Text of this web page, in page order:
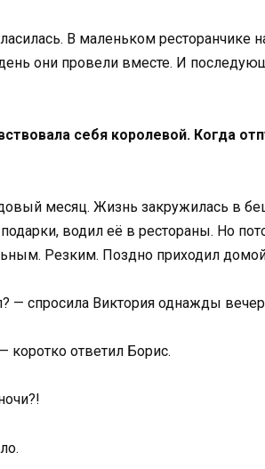
В маленьком ресторанчике
они провели вместе. И
себя королевой. Когда
месяц. Жизнь закружилась в
водил её в рестораны. Но
Резким. Поздно приходил
— спросила Виктория однажды
коротко ответил Борис.